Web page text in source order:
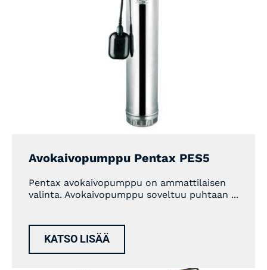
Avokaivopumppu Pentax PES5
Pentax avokaivopumppu on ammattilaisen
valinta. Avokaivopumppu soveltuu puhtaan ...
KATSO LISÄÄ